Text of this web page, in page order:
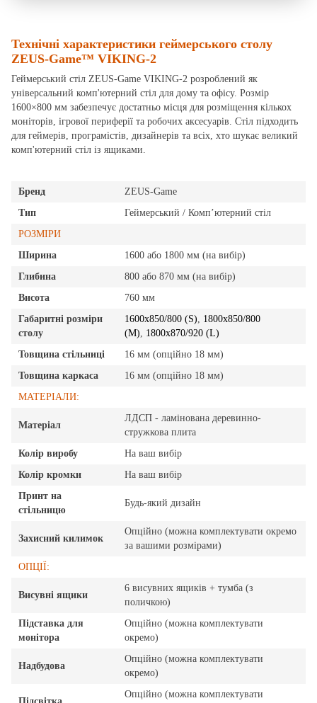
Технічні характеристики геймерського столу
ZEUS-Game™ VIKING-2
Геймерський стіл ZEUS-Game VIKING-2 розроблений як
універсальний комп'ютерний стіл для дому та офісу. Розмір
1600×800 мм забезпечує достатньо місця для розміщення кількох
моніторів, ігрової периферії та робочих аксесуарів. Стіл підходить
для геймерів, програмістів, дизайнерів та всіх, хто шукає великий
комп'ютерний стіл із ящиками.
Бренд
ZEUS-Game
Тип
Геймерський / Комп’ютерний стіл
РОЗМІРИ
Ширина
1600 або 1800 мм (на вибір)
Глибина
800 або 870 мм (на вибір)
Висота
760 мм
Габаритні розміри
столу
1600x850/800 (S), 1800x850/800
(M), 1800x870/920 (L)
Товщина стільниці
16 мм (опційно 18 мм)
Товщина каркаса
16 мм (опційно 18 мм)
МАТЕРІАЛИ:
Матеріал
ЛДСП - ламінована деревинно-
стружкова плита
Колір виробу
На ваш вибір
Колір кромки
На ваш вибір
Принт на
стільницю
Будь-який дизайн
Захисний килимок
Опційно (можна комплектувати окремо
за вашими розмірами)
ОПЦІЇ:
Висувні ящики
6 висувних ящиків + тумба (з
поличкою)
Підставка для
монітора
Опційно (можна комплектувати
окремо)
Надбудова
Опційно (можна комплектувати
окремо)
Опційно (можна комплектувати